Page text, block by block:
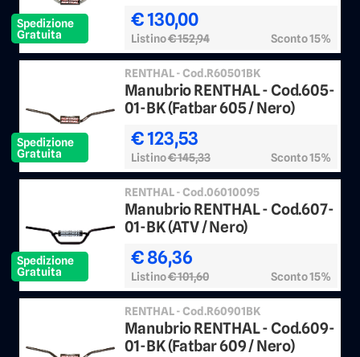
Spedizione
Gratuita
€ 130,00
Listino€ 152,94 Sconto 15%
Spedizione
Gratuita
RENTHAL - Cod.R60501BK
Manubrio RENTHAL - Cod.605-
01-BK (Fatbar 605 / Nero)
€ 123,53
Listino€ 145,33 Sconto 15%
Spedizione
Gratuita
RENTHAL - Cod.06010095
Manubrio RENTHAL - Cod.607-
01-BK (ATV / Nero)
€ 86,36
Listino€ 101,60 Sconto 15%
RENTHAL - Cod.R60901BK
Manubrio RENTHAL - Cod.609-
01-BK (Fatbar 609 / Nero)